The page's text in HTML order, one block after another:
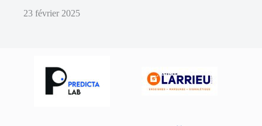
23 février 2025